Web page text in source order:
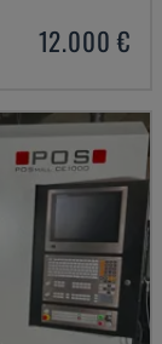
12.000 €